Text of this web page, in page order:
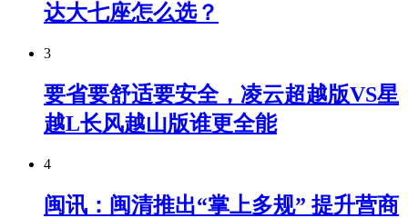
达大七座怎么选？
3
要省要舒适要安全，凌云超越版VS星
越L长风越山版谁更全能
4
闽讯：闽清推出“掌上多规” 提升营商